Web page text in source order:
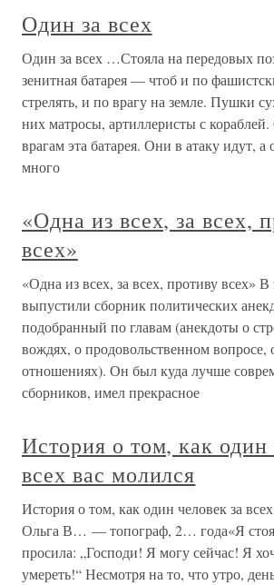
Один за всех
Один за всех …Стояла на передовых
зенитная батарея — чтоб и по
стрелять, и по врагу на земле. Пушки
них матросы, артиллеристы с
врагам эта батарея. Они в атаку идут, а
много
«Одна из всех, за всех,
всех»
«Одна из всех, за всех, противу всех»
выпустили сборник политических
подобранный по главам (анекдоты о
вождях, о продовольственном
отношениях). Он был куда лучше
сборников, имел прекрасное
История о том, как один
всех вас молился
История о том, как один человек за
Ольга В… — топограф, 2… года«Я
просила: „Господи! Я могу сейчас! Я
умереть!“ Несмотря на то, что утро,